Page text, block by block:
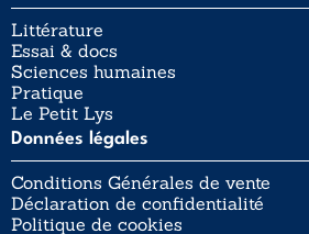
Littérature
Essai & docs
Sciences humaines
Pratique
Le Petit Lys
Données légales
Conditions Générales de vente
Déclaration de confidentialité
Politique de cookies